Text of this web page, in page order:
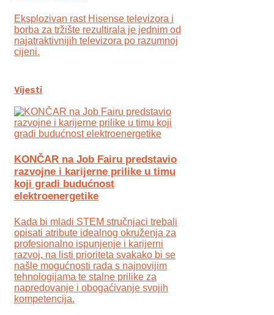
Eksplozivan rast Hisense televizora i
borba za tržište rezultirala je jednim od
najatraktivnijih televizora po razumnoj
cijeni.
Vijesti
KONČAR na Job Fairu predstavio
razvojne i karijerne prilike u timu
koji gradi budućnost
elektroenergetike
Kada bi mladi STEM stručnjaci trebali
opisati atribute idealnog okruženja za
profesionalno ispunjenje i karijerni
razvoj, na listi prioriteta svakako bi se
našle mogućnosti rada s najnovijim
tehnologijama te stalne prilike za
napredovanje i obogaćivanje svojih
kompetencija.